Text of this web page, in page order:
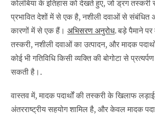
कोलंबिया के इतिहास को देखते हुए, जो ड्रग
प्रभावित देशों में से एक है, नशीली दवाओं से संबंधित
कारणों में से एक हैं।अभिसरण अनुरोध. बड़े पैमाने पर
तस्करी, नशीली दवाओं का उत्पादन, और मादक
कोई भी गतिविधि किसी व्यक्ति की बोगोटा से
सकती है।.
वास्तव में, मादक पदार्थों की तस्करी के खिलाफ लड़ाई
अंतरराष्ट्रीय सहयोग शामिल है, और केवल मादक